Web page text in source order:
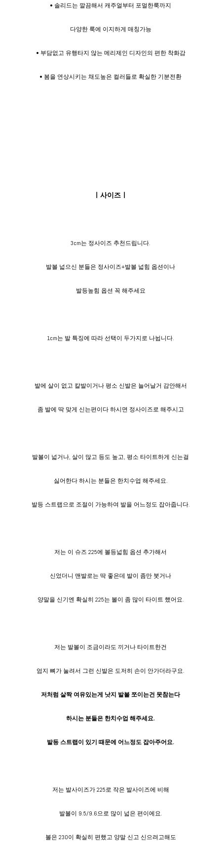
• 솔리드는 깔끔해서 캐주얼부터 포멀한룩까지
다양한 룩에 이지하게 매칭가능
• 부담없고 유행타지 않는 메리제인 디자인의 편한 착화감
• 봄을 연상시키는 채도높은 컬러들로 확실한 기분전환
ㅣ사이즈ㅣ
3cm는 정사이즈 추천드립니다.
발볼 넓으신 분들은 정사이즈+발볼 넓힘 옵션이나
발등높힘 옵션 꼭 해주세요
1cm는 발 특징에 따라 선택이 두가지로 나뉩니다.
발에 살이 없고 칼발이거나 평소 신발은 늘어날거 감안해서
좀 발에 딱 맞게 신는편이다 하시면 정사이즈로 해주시고
발볼이 넓거나, 살이 많고 등도 높고, 평소 타이트하게 신는걸
싫어한다 하시는 분들은 한치수업 해주세요.
발등 스트랩으로 조절이 가능하여 발을 어느정도 잡아줍니다.
저는 이 슈즈 225에 볼등넓힘 옵션 추가해서
신었더니 맨발로는 딱 좋은데 발이 좀만 붓거나
양말을 신기엔 확실히 225는 볼이 좀 많이 타이트 했어요.
저는 발볼이 조금이라도 끼거나 타이트한건
엄지 뼈가 눌려서 그런 신발은 도저히 손이 안가더라구요.
저처럼 살짝 여유있는게 낫지 발볼 쪼이는건 못참는다
하시는 분들은 한치수업 해주세요.
발등 스트랩이 있기 때문에 어느정도 잡아주어요.
저는 발사이즈가 225로 작은 발사이즈에 비해
발볼이 9.5/9.6으로 많이 넓은 편이에요.
볼은 230이 확실히 편했고 양말 신고 신으려고해도